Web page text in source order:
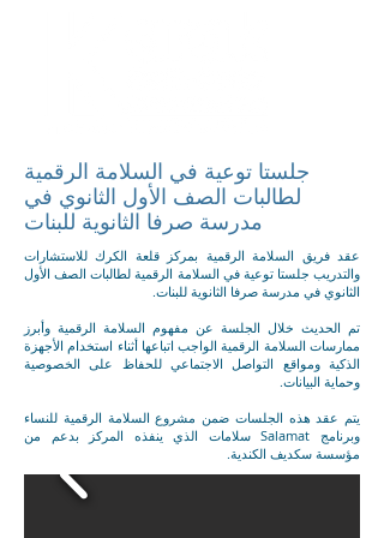
جلستا توعية في السلامة الرقمية
لطالبات الصف الأول الثانوي في
مدرسة صرفا الثانوية للبنات
عقد فريق السلامة الرقمية بمركز قلعة الكرك للاستشارات
والتدريب جلستا توعية في السلامة الرقمية لطالبات الصف الأول
الثانوي في مدرسة صرفا الثانوية للبنات.
تم الحديث خلال الجلسة عن مفهوم السلامة الرقمية وأبرز
ممارسات السلامة الرقمية الواجب اتباعها أثناء استخدام الأجهزة
الذكية ومواقع التواصل الاجتماعي للحفاظ على الخصوصية
وحماية البيانات.
يتم عقد هذه الجلسات ضمن مشروع السلامة الرقمية للنساء
وبرنامج Salamat سلامات
الذي ينفذه المركز بدعم من
مؤسسة سكديف الكندية.